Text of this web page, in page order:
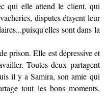
qui elle attend le client, qui
disputes étayent leur
sont dans la
prison. Elle est dépressive et
Toutes deux partagent
il y a Samira, son amie qui
tout les bons moments,